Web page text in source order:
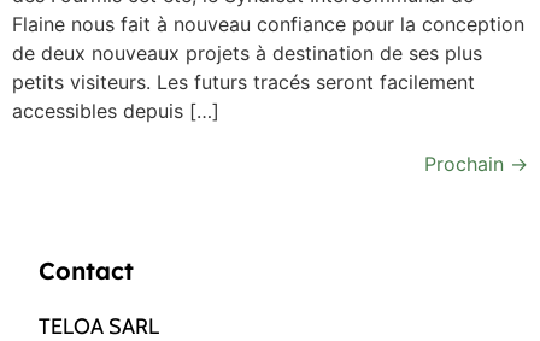
Flaine nous fait à nouveau confiance pour la conception
de deux nouveaux projets à destination de ses plus
petits visiteurs. Les futurs tracés seront facilement
accessibles depuis […]
Prochain →
Contact
TELOA SARL